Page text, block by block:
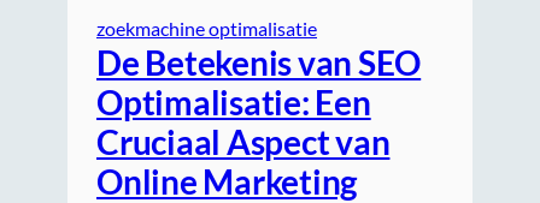
zoekmachine optimalisatie
De Betekenis van SEO
Optimalisatie: Een
Cruciaal Aspect van
Online Marketing